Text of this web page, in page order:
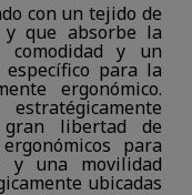
con un tejido de
que absorbe la
y un
para la
ergonómico.
gran libertad de
para
y una movilidad
ubicadas